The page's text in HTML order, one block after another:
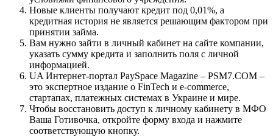
Новые клиенты получают кредит под 0,01%, а
кредитная история не является решающим фактором при
принятии займа.
Вам нужно зайти в личный кабинет на сайте компании,
указать сумму кредита и заполнить поля с личной
информацией.
UA Интернет-портал PaySpace Magazine – PSM7.COM –
это экспертное издание о FinTech и e-commerce,
стартапах, платежных системах в Украине и мире.
Чтобы восстановить доступ к личному кабинету в МФО
Ваша Готивочка, откройте форму входа и нажмите
соответствующую кнопку.